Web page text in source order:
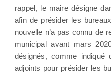
rappel, le maire désigne
afin de présider les
nouvelle n’a pas connu de
municipal avant mars
désignés, comme
adjoints pour présider les